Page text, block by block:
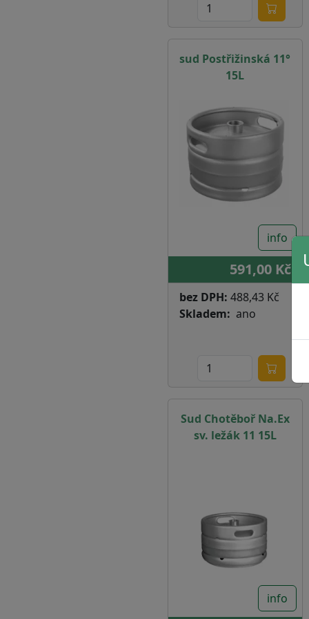
sud Postřižinská 11°
15L
info
591,00 Kč
bez DPH: 488,43 Kč
Skladem
ano
Sud Chotěboř Na.Ex
sv. ležák 11 15L
info